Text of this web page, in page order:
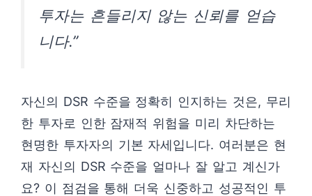
투자는 흔들리지 않는 신뢰를 얻습
니다.”
자신의 DSR 수준을 정확히 인지하는 것은, 무리
한 투자로 인한 잠재적 위험을 미리 차단하는
현명한 투자자의 기본 자세입니다. 여러분은 현
재 자신의 DSR 수준을 얼마나 잘 알고 계신가
요? 이 점검을 통해 더욱 신중하고 성공적인 투